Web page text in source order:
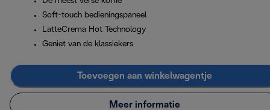
Soft-touch bedieningspaneel
LatteCrema Hot Technology
Geniet van de klassiekers
Toevoegen aan winkelwagentje
Meer informatie